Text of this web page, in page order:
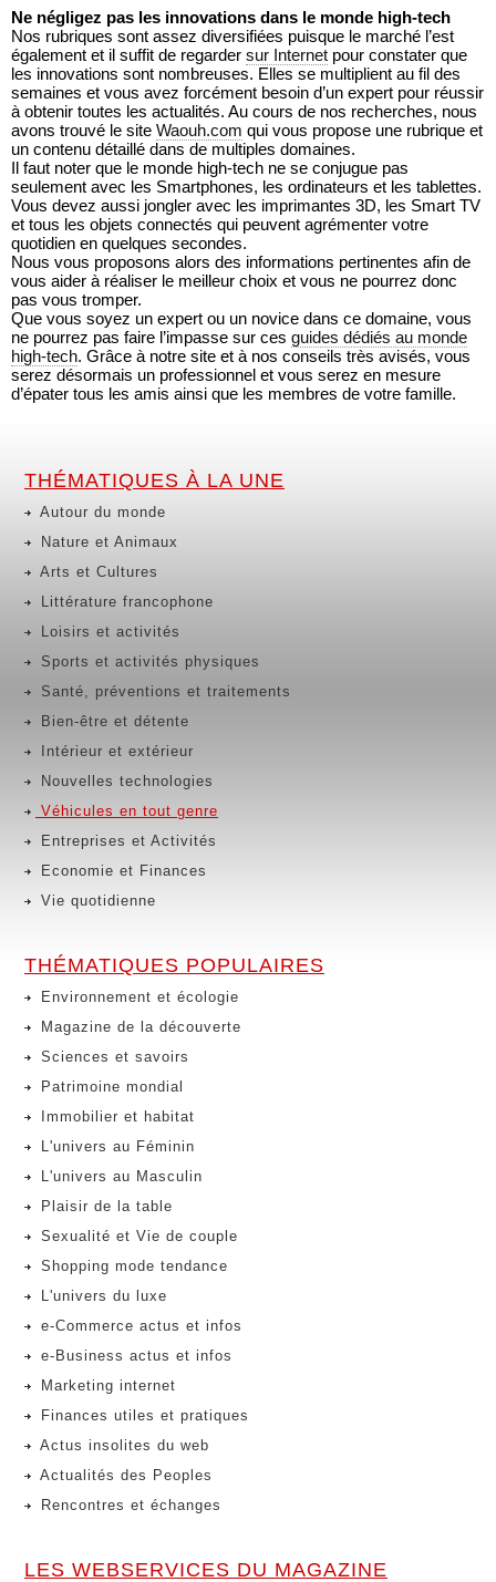
Ne négligez pas les innovations dans le monde high-tech
Nos rubriques sont assez diversifiées puisque le marché l’est
également et il suffit de regarder sur Internet pour constater que
les innovations sont nombreuses. Elles se multiplient au fil des
semaines et vous avez forcément besoin d’un expert pour réussir
à obtenir toutes les actualités. Au cours de nos recherches, nous
avons trouvé le site Waouh.com qui vous propose une rubrique et
un contenu détaillé dans de multiples domaines.
Il faut noter que le monde high-tech ne se conjugue pas
seulement avec les Smartphones, les ordinateurs et les tablettes.
Vous devez aussi jongler avec les imprimantes 3D, les Smart TV
et tous les objets connectés qui peuvent agrémenter votre
quotidien en quelques secondes.
Nous vous proposons alors des informations pertinentes afin de
vous aider à réaliser le meilleur choix et vous ne pourrez donc
pas vous tromper.
Que vous soyez un expert ou un novice dans ce domaine, vous
ne pourrez pas faire l’impasse sur ces guides dédiés au monde
high-tech. Grâce à notre site et à nos conseils très avisés, vous
serez désormais un professionnel et vous serez en mesure
d’épater tous les amis ainsi que les membres de votre famille.
THÉMATIQUES À LA UNE
Autour du monde
Nature et Animaux
Arts et Cultures
Littérature francophone
Loisirs et activités
Sports et activités physiques
Santé, préventions et traitements
Bien-être et détente
Intérieur et extérieur
Nouvelles technologies
Véhicules en tout genre
Entreprises et Activités
Economie et Finances
Vie quotidienne
THÉMATIQUES POPULAIRES
Environnement et écologie
Magazine de la découverte
Sciences et savoirs
Patrimoine mondial
Immobilier et habitat
L'univers au Féminin
L'univers au Masculin
Plaisir de la table
Sexualité et Vie de couple
Shopping mode tendance
L'univers du luxe
e-Commerce actus et infos
e-Business actus et infos
Marketing internet
Finances utiles et pratiques
Actus insolites du web
Actualités des Peoples
Rencontres et échanges
LES WEBSERVICES DU MAGAZINE